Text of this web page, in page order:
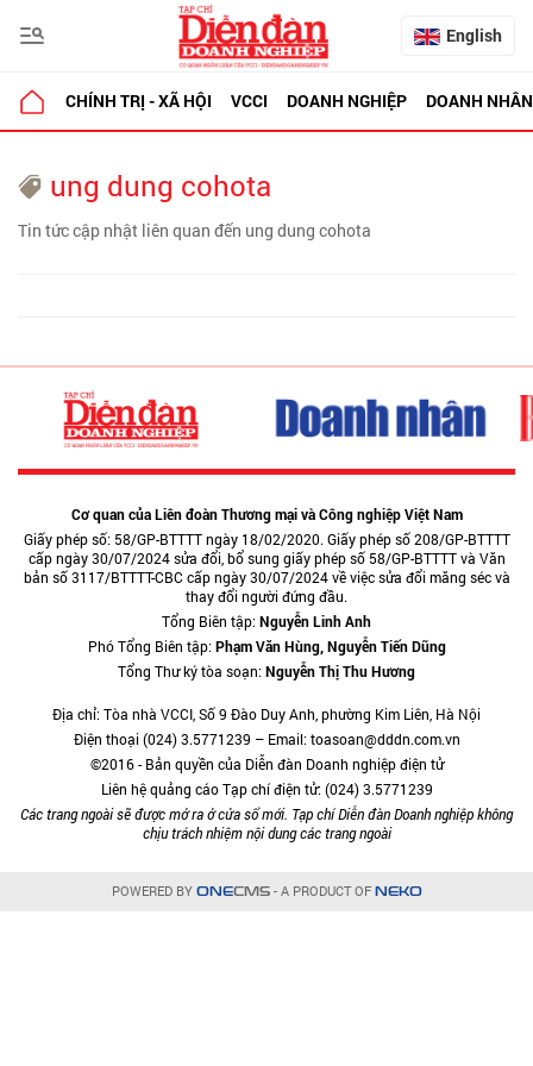
English
CHÍNH TRỊ - XÃ HỘI VCCI DOANH NGHIỆP DOANH NHÂN
ung dung cohota
Tin tức cập nhật liên quan đến ung dung cohota
Cơ quan của Liên đoàn Thương mại và Công nghiệp Việt Nam
Giấy phép số: 58/GP-BTTTT ngày 18/02/2020. Giấy phép số 208/GP-BTTTT
cấp ngày 30/07/2024 sửa đổi, bổ sung giấy phép số 58/GP-BTTTT và Văn
bản số 3117/BTTTT-CBC cấp ngày 30/07/2024 về việc sửa đổi măng séc và
thay đổi người đứng đầu.
Tổng Biên tập:Nguyễn Linh Anh
Phó Tổng Biên tập:Phạm Văn Hùng, Nguyễn Tiến Dũng
Tổng Thư ký tòa soạn:Nguyễn Thị Thu Hương
Địa chỉ: Tòa nhà VCCI, Số 9 Đào Duy Anh, phường Kim Liên, Hà Nội
Điện thoại (024) 3.5771239 – Email: toasoan@dddn.com.vn
©2016 - Bản quyền của Diễn đàn Doanh nghiệp điện tử
Liên hệ quảng cáo Tạp chí điện tử: (024) 3.5771239
Các trang ngoài sẽ được mở ra ở cửa sổ mới. Tạp chí Diễn đàn Doanh nghiệp không
chịu trách nhiệm nội dung các trang ngoài
POWERED BY ONECMS- A PRODUCT OF NEKO